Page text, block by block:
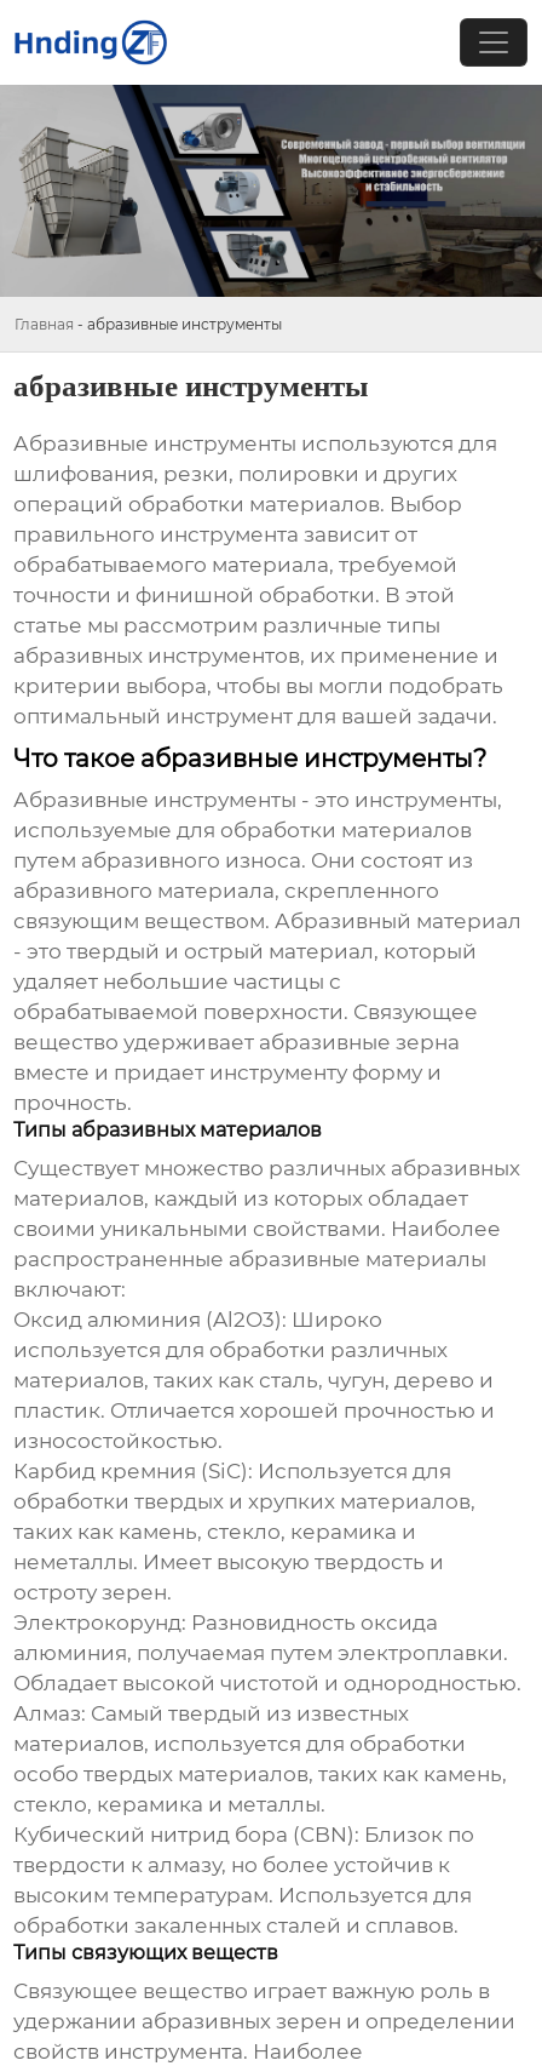
Главная - абразивные инструменты
абразивные инструменты
Абразивные инструменты используются для
шлифования, резки, полировки и других
операций обработки материалов. Выбор
правильного инструмента зависит от
обрабатываемого материала, требуемой
точности и финишной обработки. В этой
статье мы рассмотрим различные типы
абразивных инструментов, их применение и
критерии выбора, чтобы вы могли подобрать
оптимальный инструмент для вашей задачи.
Что такое абразивные инструменты?
Абразивные инструменты - это инструменты,
используемые для обработки материалов
путем абразивного износа. Они состоят из
абразивного материала, скрепленного
связующим веществом. Абразивный материал
- это твердый и острый материал, который
удаляет небольшие частицы с
обрабатываемой поверхности. Связующее
вещество удерживает абразивные зерна
вместе и придает инструменту форму и
прочность.
Типы абразивных материалов
Существует множество различных абразивных
материалов, каждый из которых обладает
своими уникальными свойствами. Наиболее
распространенные абразивные материалы
включают:
Оксид алюминия (Al2O3): Широко
используется для обработки различных
материалов, таких как сталь, чугун, дерево и
пластик. Отличается хорошей прочностью и
износостойкостью.
Карбид кремния (SiC): Используется для
обработки твердых и хрупких материалов,
таких как камень, стекло, керамика и
неметаллы. Имеет высокую твердость и
остроту зерен.
Электрокорунд: Разновидность оксида
алюминия, получаемая путем электроплавки.
Обладает высокой чистотой и однородностью.
Алмаз: Самый твердый из известных
материалов, используется для обработки
особо твердых материалов, таких как камень,
стекло, керамика и металлы.
Кубический нитрид бора (CBN): Близок по
твердости к алмазу, но более устойчив к
высоким температурам. Используется для
обработки закаленных сталей и сплавов.
Типы связующих веществ
Связующее вещество играет важную роль в
удержании абразивных зерен и определении
свойств инструмента. Наиболее